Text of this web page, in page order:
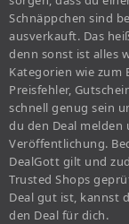
Schnäppchen sind
ausverkauft. Das
denn sonst ist alles
Kategorien wie zum
Preisfehler,
schnell genug sein
du den Deal
Veröffentlichung.
DealGott gilt und
Trusted Shops
Deal gut ist, kannst
den Deal für dich.